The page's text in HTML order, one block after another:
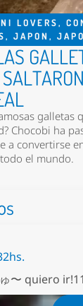
LOVERS,
, JAPON ,
galletas
Chocobi ha
a convertirse
el mundo.
〜 quiero